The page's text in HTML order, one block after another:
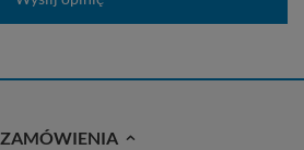
ZAMÓWIENIA